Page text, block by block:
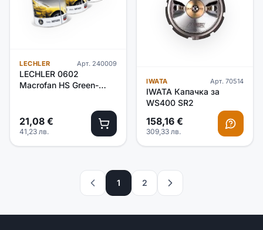
LECHLER Арт. 240009
LECHLER 0602
Macrofan HS Green-
21,08 €
41,23 лв.
IWATA Арт. 70514
IWATA Капачка за
WS400 SR2
158,16 €
309,33 лв.
1 2